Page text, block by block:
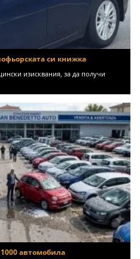
си книжка
изисквания, за да получи
автомобила